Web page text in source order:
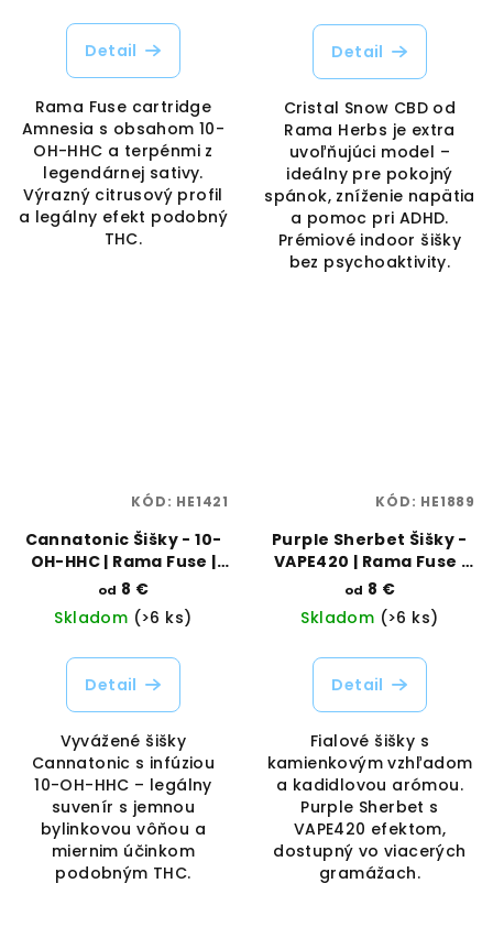
Detail
Rama Fuse cartridge
Amnesia s obsahom 10-
OH-HHC a terpénmi z
legendárnej sativy.
Výrazný citrusový profil
a legálny efekt podobný
THC.
Detail
Cristal Snow CBD od
Rama Herbs je extra
uvoľňujúci model –
ideálny pre pokojný
spánok, zníženie napätia
a pomoc pri ADHD.
Prémiové indoor šišky
bez psychoaktivity.
Cannatonic Šišky - 10-
OH-HHC | Rama Fuse |
Vaporama
od 8 €
Skladom (>6 ks)
Detail
Vyvážené šišky
Cannatonic s infúziou
10-OH-HHC – legálny
suvenír s jemnou
bylinkovou vôňou a
miernim účinkom
podobným THC.
KÓD: HE1421
Purple Sherbet Šišky -
VAPE420 | Rama Fuse |
Vaporama
od 8 €
Skladom (>6 ks)
Detail
Fialové šišky s
kamienkovým vzhľadom
a kadidlovou arómou.
Purple Sherbet s
VAPE420 efektom,
dostupný vo viacerých
gramážach.
KÓD: HE1889